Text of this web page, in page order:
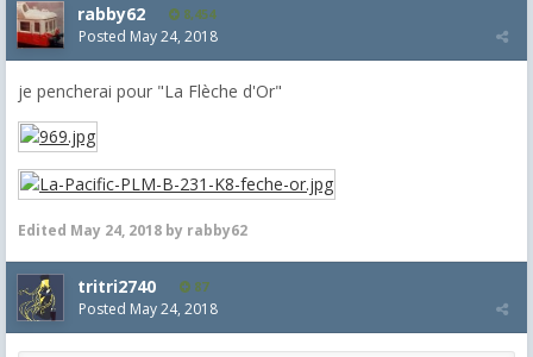
rabby62 8,454
Posted May 24, 2018
je pencherai pour "La Flèche d'Or"
Edited May 24, 2018 by rabby62
tritri2740 87
Posted May 24, 2018